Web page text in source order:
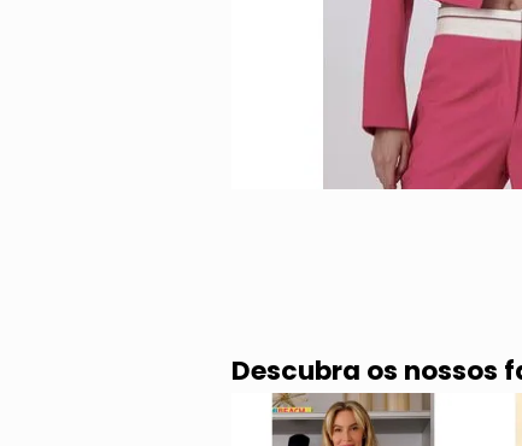
Descubra os nossos